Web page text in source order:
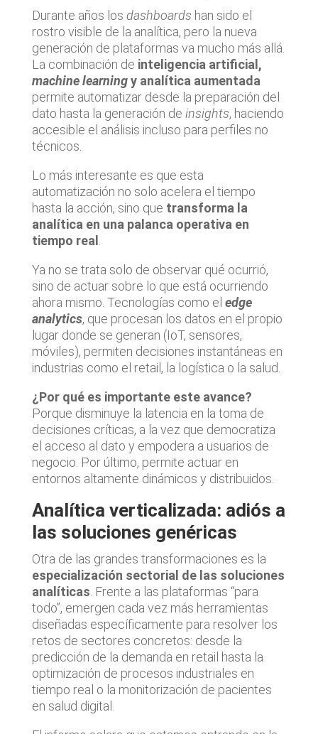
Durante años los dashboards han sido el
rostro visible de la analítica, pero la nueva
generación de plataformas va mucho más allá.
La combinación de inteligencia artificial,
machine learningy analítica aumentada
permite automatizar desde la preparación del
dato hasta la generación de insights, haciendo
accesible el análisis incluso para perfiles no
técnicos.
Lo más interesante es que esta
automatización no solo acelera el tiempo
hasta la acción, sino que transforma la
analítica en una palanca operativa en
tiempo real
Ya no se trata solo de observar qué ocurrió,
sino de actuar sobre lo que está ocurriendo
ahora mismo. Tecnologías como el edge
analytics, que procesan los datos en el propio
lugar donde se generan (IoT, sensores,
móviles), permiten decisiones instantáneas en
industrias como el retail, la logística o la salud.
¿Por qué es importante este avance?
Porque disminuye la latencia en la toma de
decisiones críticas, a la vez que democratiza
el acceso al dato y empodera a usuarios de
negocio. Por último, permite actuar en
entornos altamente dinámicos y distribuidos.
Analítica verticalizada: adiós a
las soluciones genéricas
Otra de las grandes transformaciones es la
especialización sectorial de las soluciones
analíticas . Frente a las plataformas “para
todo”, emergen cada vez más herramientas
diseñadas específicamente para resolver los
retos de sectores concretos: desde la
predicción de la demanda en retail hasta la
optimización de procesos industriales en
tiempo real o la monitorización de pacientes
en salud digital.